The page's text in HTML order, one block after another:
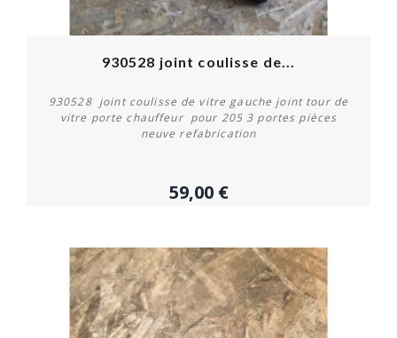
Acheter
930528 joint coulisse de...
930528 joint coulisse de vitre gauche joint tour de
vitre porte chauffeur pour 205 3 portes pièces
neuve refabrication
59,00 €